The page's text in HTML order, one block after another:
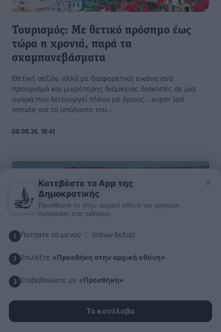
Τουρισμός: Με θετικό πρόσημο έως
τώρα η χρονιά, παρά τα
σκαμπανεβάσματα
Θετική σεζόν, αλλά με διαφορετική εικόνα ανά
προορισμό και μικρότερης διάρκειας διακοπές σε μία
αγορά που λειτουργεί πλέον με όρους… super last
minute για το υπόλοιπο του ...
08.08.26, 18:41
×
Κατεβάστε το App της
Δημοκρατικής
Προσθέστε το στην αρχική οθόνη για γρήγορη
πρόσβαση στις ειδήσεις.
1 Πατήστε το μενού ⋮ (πάνω δεξιά)
2 Επιλέξτε «Προσθήκη στην αρχική οθόνη»
3 Επιβεβαιώστε με «Προσθήκη»
Το κατάλαβα